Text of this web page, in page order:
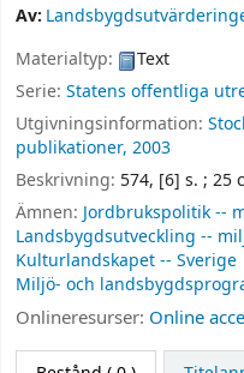
Av:
Materialtyp:
Text
Serie: Statens offentliga
Utgivningsinformation:
publikationer, 2003
Beskrivning: 574, [6] s. ; 25
Ämnen: Jordbrukspolitik --
Landsbygdsutveckling --
Kulturlandskapet -- Sverige
Miljö- och
Onlineresurser: Online